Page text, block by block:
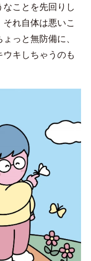
ことを先回りし
れ自体は悪いこ
っと無防備に、
キしちゃうのも